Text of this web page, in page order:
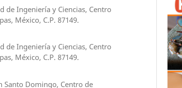
de Ingeniería y Ciencias, Centro
México, C.P. 87149.
de Ingeniería y Ciencias, Centro
México, C.P. 87149.
Santo Domingo, Centro de